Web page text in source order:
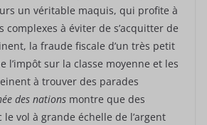
un véritable maquis, qui profite à
à éviter de s’acquitter de
la fraude fiscale d’un très petit
sur la classe moyenne et les
à trouver des parades
des nations montre que des
vol à grande échelle de l’argent